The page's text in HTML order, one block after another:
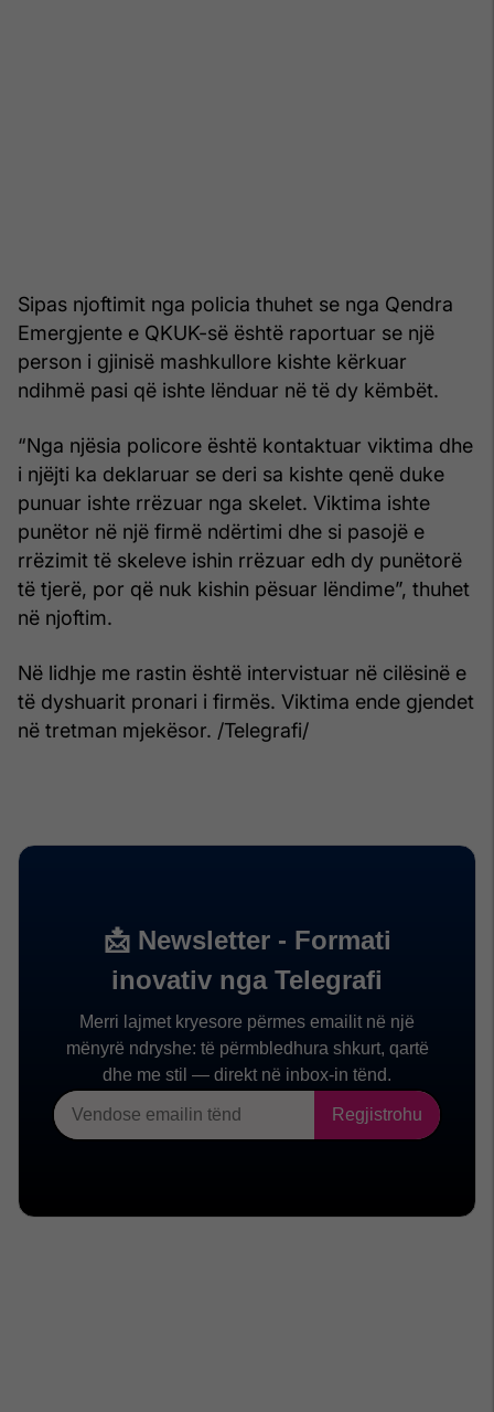
Sipas njoftimit nga policia thuhet se nga Qendra
Emergjente e QKUK-së është raportuar se një
person i gjinisë mashkullore kishte kërkuar
ndihmë pasi që ishte lënduar në të dy këmbët.
“Nga njësia policore është kontaktuar viktima dhe
i njëjti ka deklaruar se deri sa kishte qenë duke
punuar ishte rrëzuar nga skelet. Viktima ishte
punëtor në një firmë ndërtimi dhe si pasojë e
rrëzimit të skeleve ishin rrëzuar edh dy punëtorë
të tjerë, por që nuk kishin pësuar lëndime”, thuhet
në njoftim.
Në lidhje me rastin është intervistuar në cilësinë e
të dyshuarit pronari i firmës. Viktima ende gjendet
në tretman mjekësor. /Telegrafi/